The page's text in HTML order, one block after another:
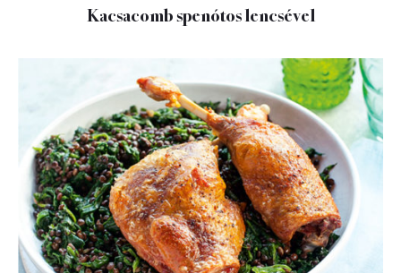
Kacsacomb spenótos lencsével